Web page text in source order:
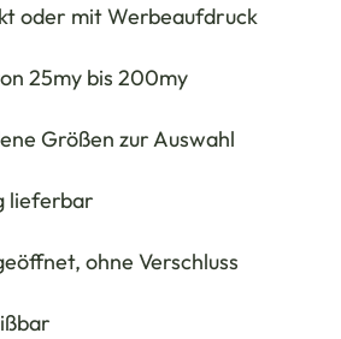
oder mit Werbeaufdruck
25my bis 200my
Größen zur Auswahl
lieferbar
ohne Verschluss